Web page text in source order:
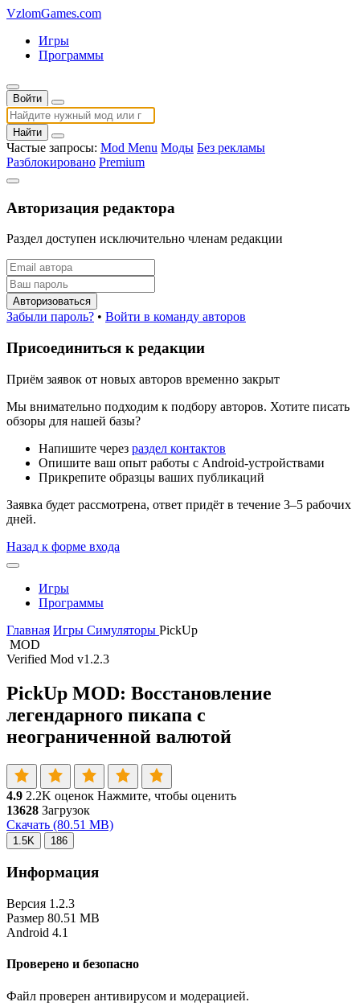
VzlomGames.com
Игры
Программы
Войти
Найти
Частые запросы: Mod Menu Моды Без рекламы
Разблокировано Premium
Авторизация редактора
Раздел доступен исключительно членам редакции
Авторизоваться
Забыли пароль? • Войти в команду авторов
Присоединиться к редакции
Приём заявок от новых авторов временно закрыт
Мы внимательно подходим к подбору авторов. Хотите писать
обзоры для нашей базы?
Напишите через раздел контактов
Опишите ваш опыт работы с Android-устройствами
Прикрепите образцы ваших публикаций
Заявка будет рассмотрена, ответ придёт в течение 3–5 рабочих
дней.
Назад к форме входа
Игры
Программы
Главная Игры Симуляторы PickUp
MOD
Verified Mod v1.2.3
PickUp MOD: Восстановление
легендарного пикапа с
неограниченной валютой
4.9 2.2K оценок Нажмите, чтобы оценить
13628 Загрузок
Скачать (80.51 MB)
1.5K 186
Информация
Версия 1.2.3
Размер 80.51 MB
Android 4.1
Проверено и безопасно
Файл проверен антивирусом и модерацией.